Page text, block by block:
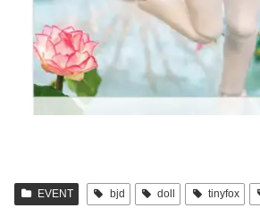
EVENT bjd doll tinyfox